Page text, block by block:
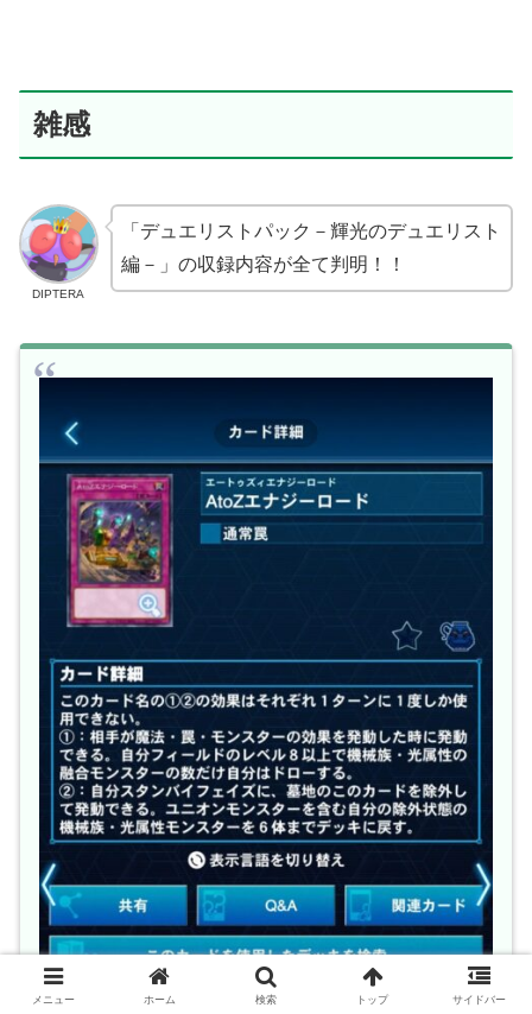
雑感
DIPTERA
「デュエリストパック－輝光のデュエリスト
編－」の収録内容が全て判明！！
メニュー ホーム 検索 トップ サイドバー